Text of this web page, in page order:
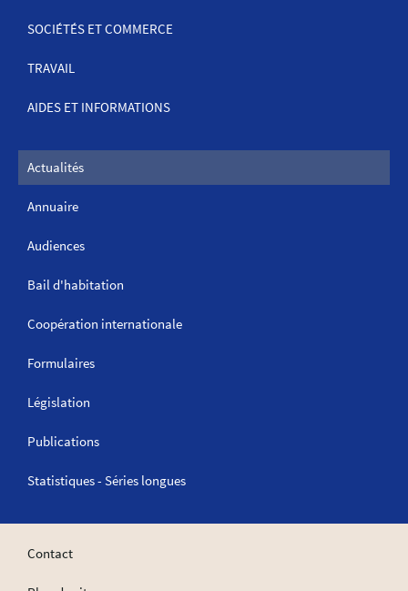
SOCIÉTÉS ET COMMERCE
TRAVAIL
AIDES ET INFORMATIONS
Actualités
Annuaire
Audiences
Bail d'habitation
Coopération internationale
Formulaires
Législation
Publications
Statistiques - Séries longues
Contact